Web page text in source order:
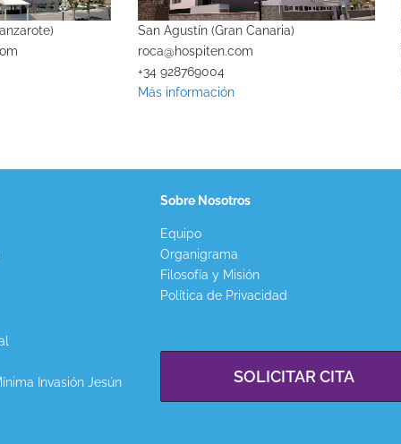
San Agustín (Gran Canaria)
roca@hospiten.com
+34 928769004
Más información
Invasión Jesún
Sobre Nosotros
Equipo
Organigrama
Filosofía y Misión
Política de Privacidad
SOLICITAR CITA